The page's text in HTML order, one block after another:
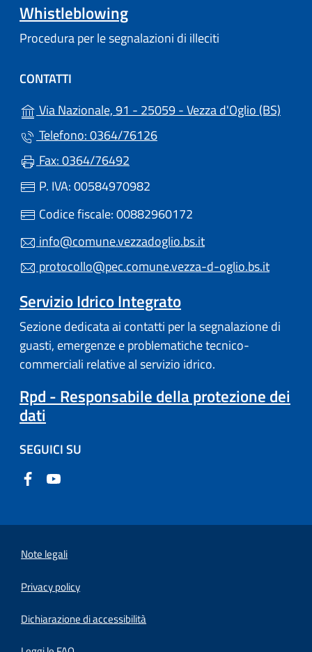
Whistleblowing
Procedura per le segnalazioni di illeciti
CONTATTI
Via Nazionale, 91 - 25059 - Vezza d'Oglio (BS)
Telefono: 0364/76126
Fax: 0364/76492
P. IVA: 00584970982
Codice fiscale: 00882960172
info@comune.vezzadoglio.bs.it
protocollo@pec.comune.vezza-d-oglio.bs.it
Servizio Idrico Integrato
Sezione dedicata ai contatti per la segnalazione di
guasti, emergenze e problematiche tecnico-
commerciali relative al servizio idrico.
Rpd - Responsabile della protezione dei
dati
SEGUICI SU
Note legali
Privacy policy
Dichiarazione di accessibilità